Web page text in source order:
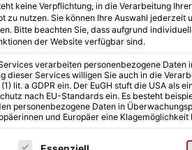
keine Verpflichtung, in die Verarbeitung
zu nutzen. Sie können Ihre Auswahl jederzeit
Bitte beachten Sie, dass aufgrund
der Website verfügbar sind.
verarbeiten personenbezogene Daten
dieser Services willigen Sie auch in die
lit. a GDPR ein. Der EuGH stuft die USA als
nach EU-Standards ein. Es besteht
personenbezogene Daten in
und Europäer eine Klagemöglichkeit
eine Liste der Service-